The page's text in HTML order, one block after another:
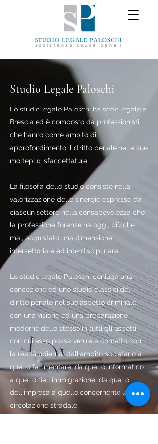
Studio Legale Paloschi
Lo studio legale Paloschi ha sede legale a
Brescia ed è composto da professionisti
che hanno come ambito di
approfondimento il diritto penale nelle sue
molteplici sfaccettature.
La filosofia dello studio consiste nella
valorizzazione delle sinergie espresse da
ciascun settore nella consapevolezza che
la professione forense ha oggi, più che
mai, acquistato una dimensione
intersettoriale ed interdisciplinare.
Lo studio legale Paloschi coniuga una
concezione ed uno studio classici del
diritto penale nel suo aspetto criminale,
con una visione ed una preparazione
moderne dello stesso in tutti gli aspetti
con cui esso possa venire a contatto con
la realtà odierna: dall'ambito societario a
quello fallimentare, da quello informatico
a quello dell'immigrazione, da quello
dell'impresa a quello concernente la
circolazione stradale.